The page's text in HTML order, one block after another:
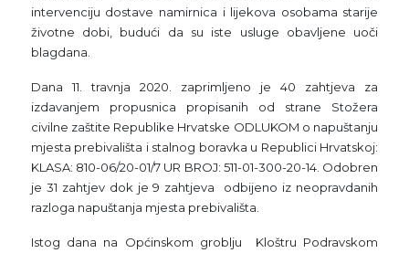
intervenciju dostave namirnica i lijekova osobama starije
životne dobi, budući da su iste usluge obavljene uoči
blagdana.
Dana 11. travnja 2020. zaprimljeno je 40 zahtjeva za
izdavanjem propusnica propisanih od strane Stožera
civilne zaštite Republike Hrvatske ODLUKOM o napuštanju
mjesta prebivališta i stalnog boravka u Republici Hrvatskoj:
KLASA: 810-06/20-01/7 UR BROJ: 511-01-300-20-14. Odobren
je 31 zahtjev dok je 9 zahtjeva odbijeno iz neopravdanih
razloga napuštanja mjesta prebivališta.
Istog dana na Općinskom groblju Kloštru Podravskom